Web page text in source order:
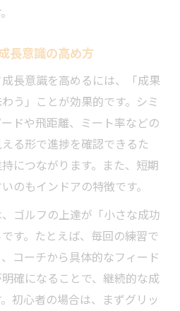
長意識の高め方
長意識を高めるには、「成果
う」ことが効果的です。シミ
ドや飛距離、ミート率などの
る形で進捗を確認できるた
につながります。また、短期
のもインドアの特徴です。
ゴルフの上達が「小さな成功
す。たとえば、毎回の練習で
コーチから具体的なフィード
確になることで、継続的な成
初心者の場合は、まずグリッ